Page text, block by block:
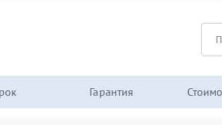
Гарантия